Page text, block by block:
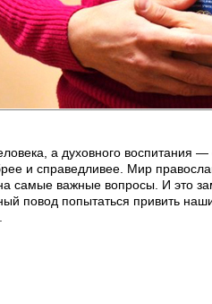
а духовного воспитания
и справедливее. Мир
самые важные вопросы. И это
повод попытаться привить